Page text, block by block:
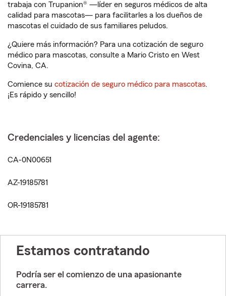
trabaja con Trupanion® —líder en seguros médicos de alta
calidad para mascotas— para facilitarles a los dueños de
mascotas el cuidado de sus familiares peludos.
¿Quiere más información? Para una cotización de seguro
médico para mascotas, consulte a Mario Cristo en West
Covina, CA.
Comience su cotización de seguro médico para mascotas.
¡Es rápido y sencillo!
Credenciales y licencias del agente:
CA-0N00651
AZ-19185781
OR-19185781
Estamos contratando
Podría ser el comienzo de una apasionante
carrera.